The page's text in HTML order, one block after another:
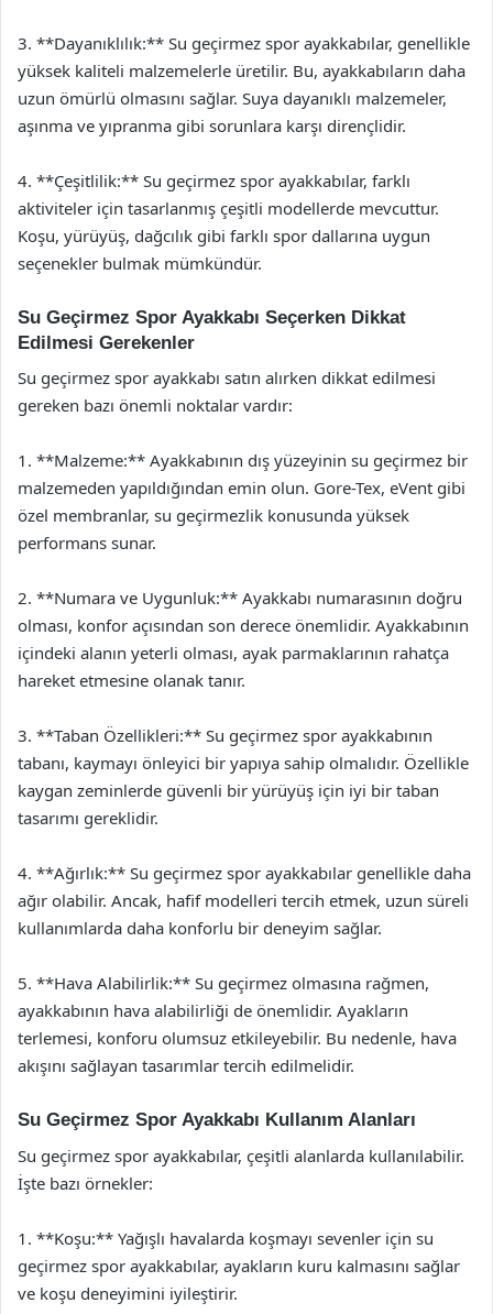
3. **Dayanıklılık:** Su geçirmez spor ayakkabılar, genellikle
yüksek kaliteli malzemelerle üretilir. Bu, ayakkabıların daha
uzun ömürlü olmasını sağlar. Suya dayanıklı malzemeler,
aşınma ve yıpranma gibi sorunlara karşı dirençlidir.
4. **Çeşitlilik:** Su geçirmez spor ayakkabılar, farklı
aktiviteler için tasarlanmış çeşitli modellerde mevcuttur.
Koşu, yürüyüş, dağcılık gibi farklı spor dallarına uygun
seçenekler bulmak mümkündür.
Su Geçirmez Spor Ayakkabı Seçerken Dikkat
Edilmesi Gerekenler
Su geçirmez spor ayakkabı satın alırken dikkat edilmesi
gereken bazı önemli noktalar vardır:
1. **Malzeme:** Ayakkabının dış yüzeyinin su geçirmez bir
malzemeden yapıldığından emin olun. Gore-Tex, eVent gibi
özel membranlar, su geçirmezlik konusunda yüksek
performans sunar.
2. **Numara ve Uygunluk:** Ayakkabı numarasının doğru
olması, konfor açısından son derece önemlidir. Ayakkabının
içindeki alanın yeterli olması, ayak parmaklarının rahatça
hareket etmesine olanak tanır.
3. **Taban Özellikleri:** Su geçirmez spor ayakkabının
tabanı, kaymayı önleyici bir yapıya sahip olmalıdır. Özellikle
kaygan zeminlerde güvenli bir yürüyüş için iyi bir taban
tasarımı gereklidir.
4. **Ağırlık:** Su geçirmez spor ayakkabılar genellikle daha
ağır olabilir. Ancak, hafif modelleri tercih etmek, uzun süreli
kullanımlarda daha konforlu bir deneyim sağlar.
5. **Hava Alabilirlik:** Su geçirmez olmasına rağmen,
ayakkabının hava alabilirliği de önemlidir. Ayakların
terlemesi, konforu olumsuz etkileyebilir. Bu nedenle, hava
akışını sağlayan tasarımlar tercih edilmelidir.
Su Geçirmez Spor Ayakkabı Kullanım Alanları
Su geçirmez spor ayakkabılar, çeşitli alanlarda kullanılabilir.
İşte bazı örnekler:
1. **Koşu:** Yağışlı havalarda koşmayı sevenler için su
geçirmez spor ayakkabılar, ayakların kuru kalmasını sağlar
ve koşu deneyimini iyileştirir.